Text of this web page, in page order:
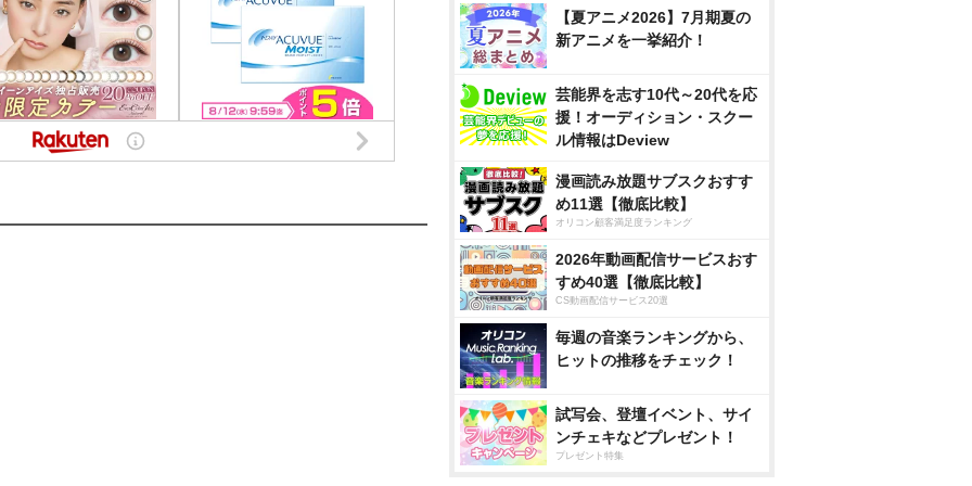
【夏アニメ2026】7月期夏の
新アニメを一挙紹介！
芸能界を志す10代～20代を応
援！オーディション・スクー
ル情報はDeview
漫画読み放題サブスクおすす
め11選【徹底比較】
オリコン顧客満足度ランキング
2026年動画配信サービスおす
すめ40選【徹底比較】
CS動画配信サービス20選
毎週の音楽ランキングから、
ヒットの推移をチェック！
試写会、登壇イベント、サイ
ンチェキなどプレゼント！
プレゼント特集